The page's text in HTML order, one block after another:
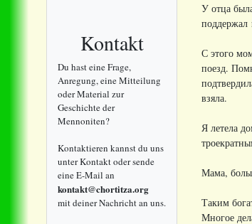
Kontakt
Du hast eine Frage,
Anregung, eine Mitteilung
oder Material zur
Geschichte der
Mennoniten?
Kontaktieren kannst du uns
unter Kontakt oder sende
eine E-Mail an
kontakt@chortitza.org
mit deiner Nachricht an uns.
У отца
поддержал
С этого
поезд.
взяла.
Я летела
Мама,
Таким
Многое